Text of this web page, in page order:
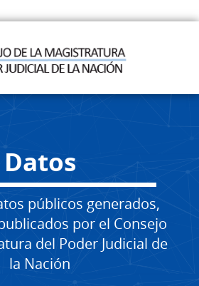
Datos
públicos generados,
por el Consejo
del Poder Judicial de
la Nación